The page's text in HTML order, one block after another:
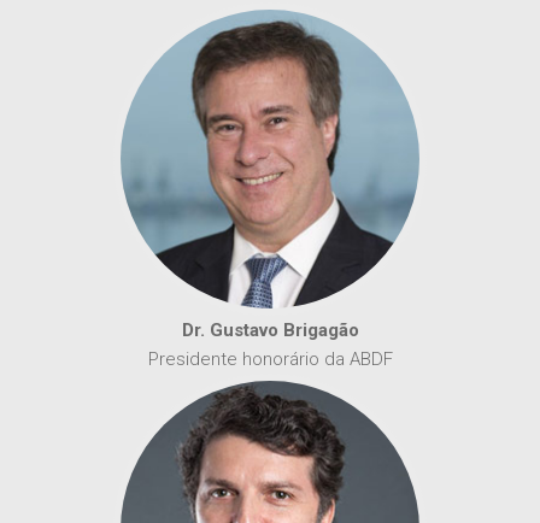
Dr. Gustavo Brigagão
Presidente honorário da ABDF